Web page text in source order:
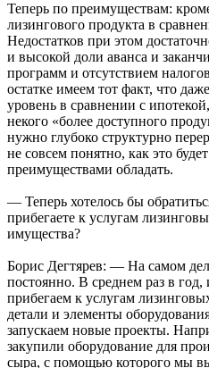
Теперь по преимуществам:
лизингового продукта в
Недостатков при этом
и высокой доли аванса и
программ и отсутствием
остатке имеем тот факт, что
уровень в сравнении с
некого «более доступного
нужно глубоко структурно
не совсем понятно, как это
преимуществами обладать.
— Теперь хотелось бы
прибегаете к услугам
имущества?
Борис Дегтярев: — На самом
постоянно. В среднем раз в
прибегаем к услугам
детали и элементы
запускаем новые проекты.
закупили оборудование для
сыра, с помощью которого мы